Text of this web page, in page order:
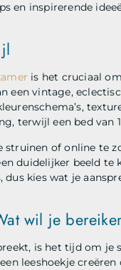
en inspirerende
is het cruciaal
een vintage,
terwijl een bed
of online te
duidelijker beeld
kies wat je
wil je
is het tijd om
leeshoekje